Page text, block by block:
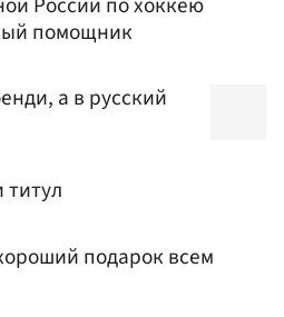
помощник
а в русский
подарок всем